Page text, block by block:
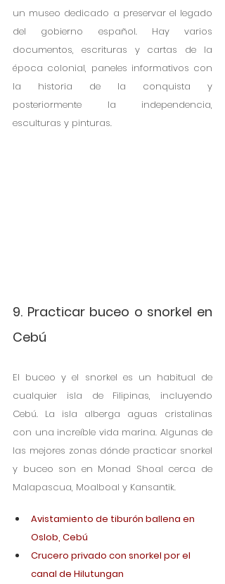
un museo dedicado a preservar el legado
del gobierno español. Hay varios
documentos, escrituras y cartas de la
época colonial, paneles informativos con
la historia de la conquista y
posteriormente la independencia,
esculturas y pinturas.
9. Practicar buceo o snorkel en
Cebú
El buceo y el snorkel es un habitual de
cualquier isla de Filipinas, incluyendo
Cebú. La isla alberga aguas cristalinas
con una increíble vida marina. Algunas de
las mejores zonas dónde practicar snorkel
y buceo son en Monad Shoal cerca de
Malapascua, Moalboal y Kansantik.
Avistamiento de tiburón ballena en
Oslob, Cebú
Crucero privado con snorkel por el
canal de Hilutungan